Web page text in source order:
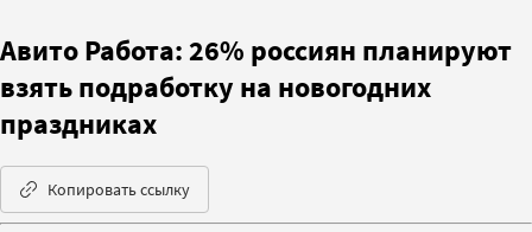
Авито Работа: 26% россиян планируют
взять подработку на новогодних
праздниках
Копировать ссылку